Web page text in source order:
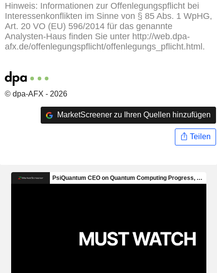
Hinweis: Informationen zur Offenlegungspflicht bei
Interessenkonflikten im Sinne von § 85 Abs. 1 WpHG,
Art. 20 VO (EU) 596/2014 für das genannte
Analysten-Haus finden Sie unter http://web.dpa-
afx.de/offenlegungspflicht/offenlegungs_pflicht.html.
© dpa-AFX - 2026
MarketScreener zu Ihren Quellen hinzufügen
Teilen